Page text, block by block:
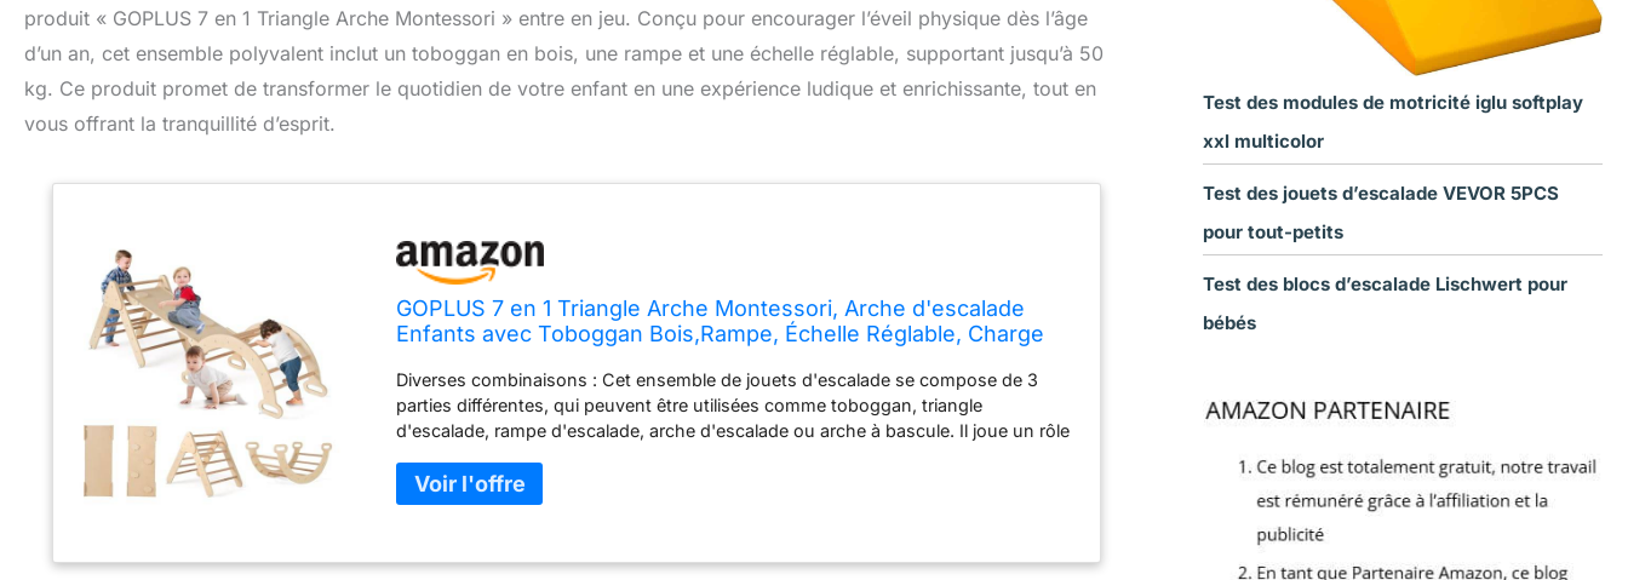
produit « GOPLUS 7 en 1 Triangle Arche Montessori » entre en jeu. Conçu pour encourager l’éveil physique dès l’âge
d’un an, cet ensemble polyvalent inclut un toboggan en bois, une rampe et une échelle réglable, supportant jusqu’à 50
kg. Ce produit promet de transformer le quotidien de votre enfant en une expérience ludique et enrichissante, tout en
vous offrant la tranquillité d’esprit.
GOPLUS 7 en 1 Triangle Arche Montessori, Arche d'escalade
Enfants avec Toboggan Bois,Rampe, Échelle Réglable, Charge
Diverses combinaisons : Cet ensemble de jouets d'escalade se compose de 3
parties différentes, qui peuvent être utilisées comme toboggan, triangle
d'escalade, rampe d'escalade, arche d'escalade ou arche à bascule. Il joue un rôle
âge, telles que ramper, glisser et grimper. Mieux encore, l'échelle réglable en
hauteur vous permet d'ajuster librement la difficulté pour convenir à différents
arquées stables, cet ensemble de jouets d'escalade en triangle vous libérera de
Test des modules de motricité iglu softplay
xxl multicolor
Test des jouets d’escalade VEVOR 5PCS
pour tout-petits
Test des blocs d’escalade Lischwert pour
bébés